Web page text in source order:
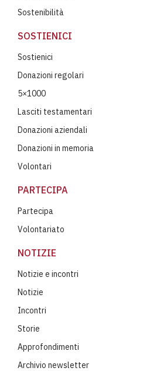
Sostenibilità
SOSTIENICI
Sostienici
Donazioni regolari
5×1000
Lasciti testamentari
Donazioni aziendali
Donazioni in memoria
Volontari
PARTECIPA
Partecipa
Volontariato
NOTIZIE
Notizie e incontri
Notizie
Incontri
Storie
Approfondimenti
Archivio newsletter